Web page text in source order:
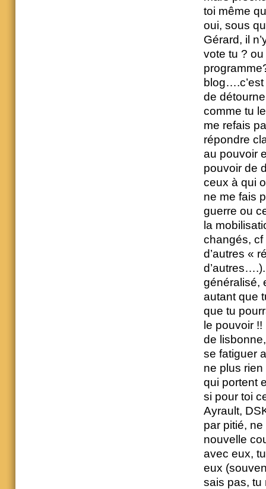
toi même
oui, sous
Gérard, il
vote tu ?
de
comme tu
me refais
répondre
au pouvoir
pouvoir de
ceux à qui
ne me fais
guerre ou
la
changés, cf
d’autres «
généralisé,
autant que
que tu
le pouvoir
de
se fatiguer
ne plus
qui portent
si pour toi
Ayrault,
par pitié,
nouvelle
avec eux,
eux
sais pas, tu